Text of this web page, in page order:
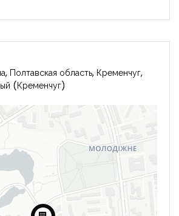
Полтавская область, Кременчуг,
(Кременчуг)